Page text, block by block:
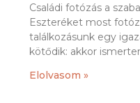
Családi fotózás a
Eszteréket most
találkozásunk egy
kötődik: akkor
Elolvasom »